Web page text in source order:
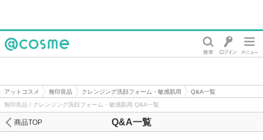
アットコスメ 無印良品 クレンジング洗顔フォーム・敏感肌用
Q&A一覧
無印良品 / クレンジング洗顔フォーム・敏感肌用 Q&A一覧
Q&A一覧
商品TOP